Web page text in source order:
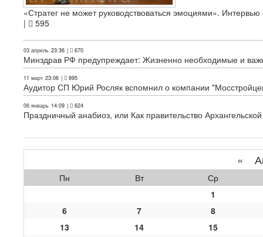
«Стратег не может руководствоваться эмоциями».
|
595
03 апрель 23:36 | 670
Минздрав РФ предупреждает: Жизненно необходимые и
11 март 23:06 | 895
Аудитор СП Юрий Росляк вспомнил о компании
06 январь 14:09 | 624
Праздничный анабиоз, или Как правительство
«
Пн Вт
Ср
1
6
7
8
13
14
15